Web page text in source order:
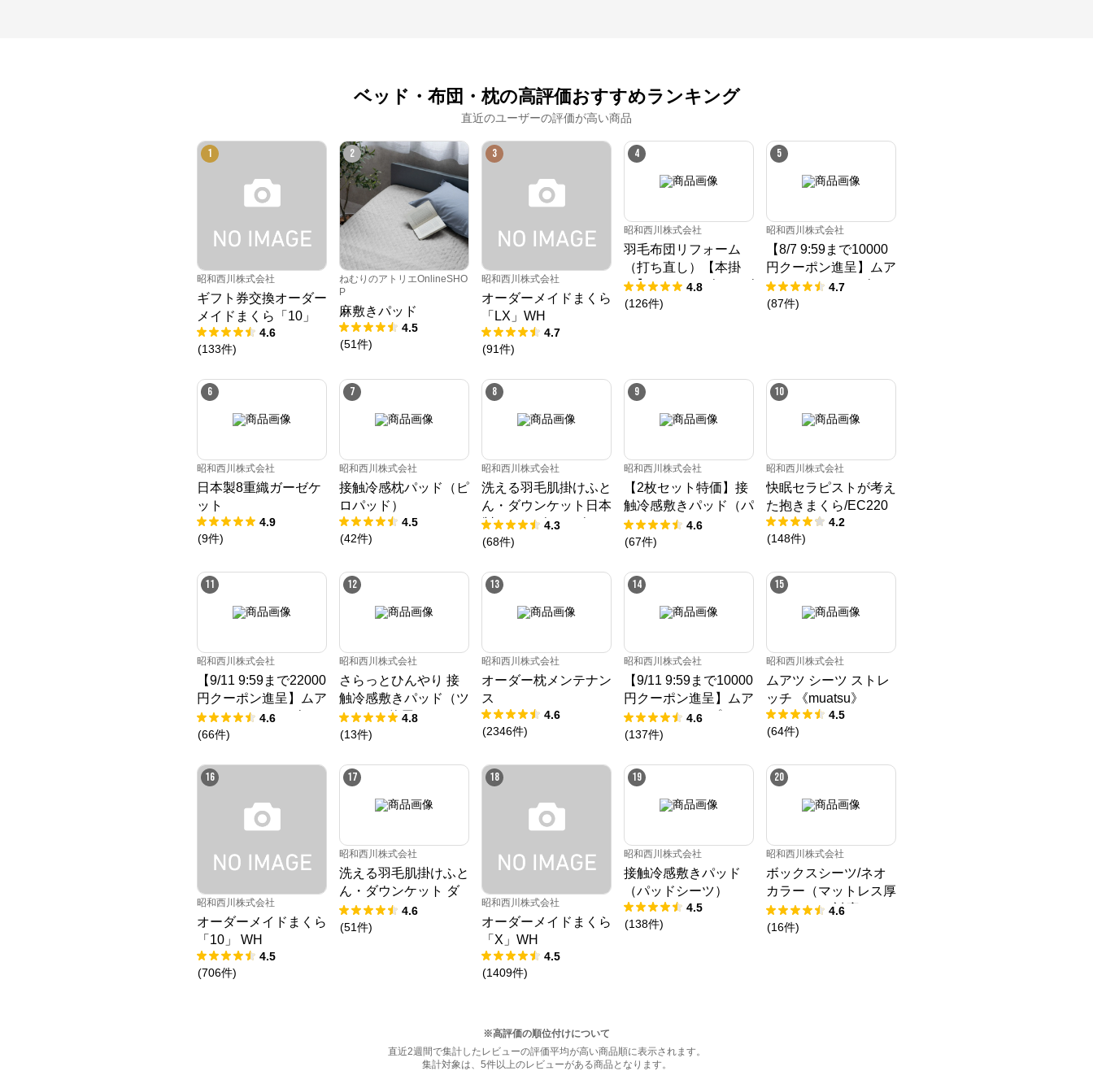
ベッド・布団・枕の高評価おすすめランキング
直近のユーザーの評価が高い商品
1
昭和西川株式会社
ギフト券交換オーダー
メイドまくら「10」
4.6
(133件)
2
ねむりのアトリエOnlineSHO
P
麻敷きパッド
4.5
(51件)
3
昭和西川株式会社
オーダーメイドまくら
「LX」WH
4.7
(91件)
4
昭和西川株式会社
羽毛布団リフォーム
（打ち直し）【本掛
け】ホワイトダックダ
ウン85%
4.8
(126件)
5
昭和西川株式会社
【8/7 9:59まで10000
円クーポン進呈】ムア
ツ マットレス 30年ム
アツマットレスX《90
4.7
(87件)
6
昭和西川株式会社
日本製8重織ガーゼケ
ット
4.9
(9件)
7
昭和西川株式会社
接触冷感枕パッド（ピ
ロパッド）
4.5
(42件)
8
昭和西川株式会社
洗える羽毛肌掛けふと
ん・ダウンケット日本
製ドイツダックダウン
90％ 370ダウンパワ
4.3
(68件)
9
昭和西川株式会社
【2枚セット特価】接
触冷感敷きパッド（パ
ッドシーツ）
4.6
(67件)
10
昭和西川株式会社
快眠セラピストが考え
た抱きまくら/EC220
4.2
(148件)
11
昭和西川株式会社
【9/11 9:59まで22000
円クーポン進呈】ムア
ツ マットレス 30年ム
アツマットレスXX《9
Atsu
4.6
(66件)
12
昭和西川株式会社
さらっとひんやり 接
触冷感敷きパッド（ツ
ヌーガ®使用） / Cool
Liv SUPER
4.8
(13件)
13
昭和西川株式会社
オーダー枕メンテナン
ス
4.6
(2346件)
14
昭和西川株式会社
【9/11 9:59まで10000
円クーポン進呈】ムア
ツ マットレス プロ
《90日お試し対象》
4.6
(137件)
15
昭和西川株式会社
ムアツ シーツ ストレ
ッチ 《muatsu》
4.5
(64件)
16
昭和西川株式会社
オーダーメイドまくら
「10」 WH
4.5
(706件)
17
昭和西川株式会社
洗える羽毛肌掛けふと
ん・ダウンケット ダ
ック50%
4.6
(51件)
18
昭和西川株式会社
オーダーメイドまくら
「X」WH
4.5
(1409件)
19
昭和西川株式会社
接触冷感敷きパッド
（パッドシーツ）
4.5
(138件)
20
昭和西川株式会社
ボックスシーツ/ネオ
カラー（マットレス厚
み23㎝まで対応）
4.6
(16件)
※高評価の順位付けについて
直近2週間で集計したレビューの評価平均が高い商品順に表示されます。
集計対象は、5件以上のレビューがある商品となります。
※外部サイトが開きます
ねむりのアトリエOnlineSHOP からのコメント
四季に適した快適なねむりで、
毎晩を特別な時間に
ねむりのアトリエOnline SHOPは、京都の寝具総合メーカー「ロマンス小
杉」が運営するオンラインショップです。
「京都スリープサイエンスラボ」を社内に構え、科学的なエビデンスに基づ
き、お客様の体質や室内環境、季節に応じたねむりをご提案します。